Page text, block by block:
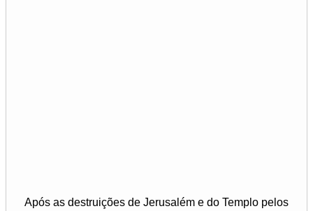
Após as destruições de Jerusalém e do Templo pelos